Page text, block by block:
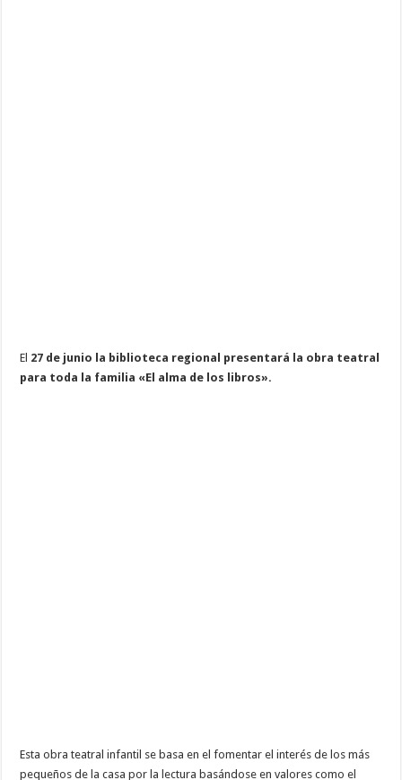
El 27 de junio la biblioteca regional presentará la obra teatral
para toda la familia «El alma de los libros».
Esta obra teatral infantil se basa en el fomentar el interés de los más
pequeños de la casa por la lectura basándose en valores como el